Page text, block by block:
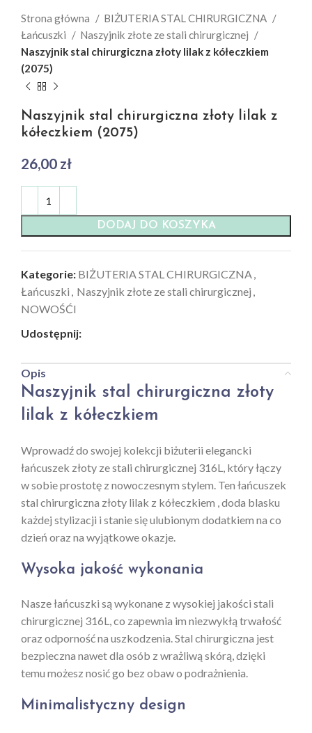
Strona główna
BIŻUTERIA STAL CHIRURGICZNA
Łańcuszki
Naszyjnik złote ze stali chirurgicznej
Naszyjnik stal chirurgiczna złoty lilak z kółeczkiem
(2075)
Naszyjnik stal chirurgiczna złoty lilak z
kółeczkiem (2075)
26,00 zł
DODAJ DO KOSZYKA
Kategorie: BIŻUTERIA STAL CHIRURGICZNA,
Łańcuszki , Naszyjnik złote ze stali chirurgicznej ,
NOWOŚĆI
Udostępnij:
Opis
Naszyjnik stal chirurgiczna złoty
lilak z kółeczkiem
Wprowadź do swojej kolekcji biżuterii elegancki
łańcuszek złoty ze stali chirurgicznej 316L, który łączy
w sobie prostotę z nowoczesnym stylem. Ten łańcuszek
stal chirurgiczna złoty lilak z kółeczkiem , doda blasku
każdej stylizacji i stanie się ulubionym dodatkiem na co
dzień oraz na wyjątkowe okazje.
Wysoka jakość wykonania
Nasze łańcuszki są wykonane z wysokiej jakości stali
chirurgicznej 316L, co zapewnia im niezwykłą trwałość
oraz odporność na uszkodzenia. Stal chirurgiczna jest
bezpieczna nawet dla osób z wrażliwą skórą, dzięki
temu możesz nosić go bez obaw o podrażnienia.
Minimalistyczny design